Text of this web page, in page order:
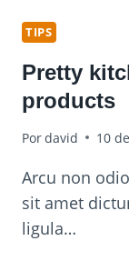
TIPS
TIPS
Pretty
products
Pordavid 10
Arcu non
sit amet
ligula…